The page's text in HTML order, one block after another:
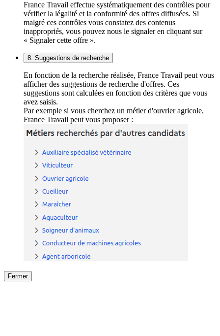
France Travail effectue systématiquement des contrôles pour
vérifier la légalité et la conformité des offres diffusées. Si
malgré ces contrôles vous constatez des contenus
inappropriés, vous pouvez nous le signaler en cliquant sur
« Signaler cette offre ».
8. Suggestions de recherche
En fonction de la recherche réalisée, France Travail peut vous
afficher des suggestions de recherche d'offres. Ces
suggestions sont calculées en fonction des critères que vous
avez saisis.
Par exemple si vous cherchez un métier d'ouvrier agricole,
France Travail peut vous proposer :
Fermer